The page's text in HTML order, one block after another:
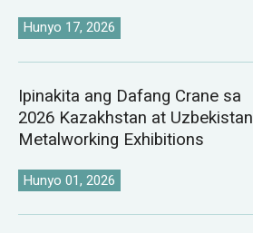
Hunyo 17, 2026
Ipinakita ang Dafang Crane sa
2026 Kazakhstan at Uzbekistan
Metalworking Exhibitions
Hunyo 01, 2026